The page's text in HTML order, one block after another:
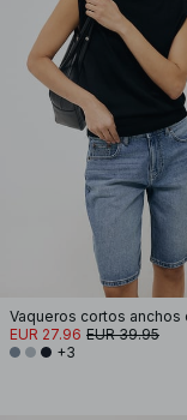
EUR 27.96 EUR 39.95
+3